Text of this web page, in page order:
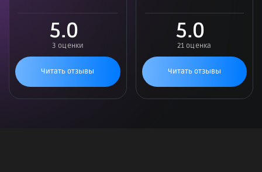
5.0
3 оценки
Читать отзывы
5.0
21 оценка
Читать отзывы